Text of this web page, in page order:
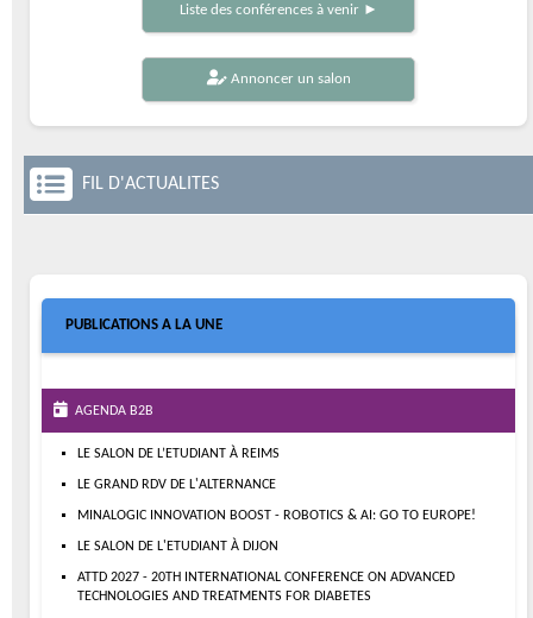
Liste des conférences à venir ►
Annoncer un salon
FIL D'ACTUALITES
PUBLICATIONS A LA UNE
AGENDA B2B
LE SALON DE L’ETUDIANT À REIMS
LE GRAND RDV DE L'ALTERNANCE
MINALOGIC INNOVATION BOOST - ROBOTICS & AI: GO TO EUROPE!
LE SALON DE L'ETUDIANT À DIJON
ATTD 2027 - 20TH INTERNATIONAL CONFERENCE ON ADVANCED
TECHNOLOGIES AND TREATMENTS FOR DIABETES